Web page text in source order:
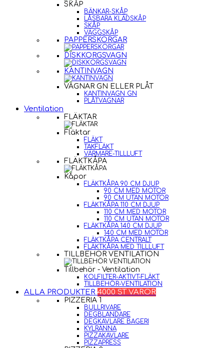
SKÅP
BÄNKAR-SKÅP
LÅSBARA KLÄDSKÅP
SKÅP
VÄGGSKÅP
PAPPERSKORGAR
DISKKORGSVAGN
KANTINVAGN
VAGNAR GN ELLER PLÅT
KANTINVAGN GN
PLÅTVAGNAR
Ventilation
FLÄKTAR
Fläktar
FLÄKT
TAKFLÄKT
VÄRMARE-TILLLUFT
FLÄKTKÅPA
Kåpor
FLÄKTKÅPA 90 CM DJUP
90 CM MED MOTOR
90 CM UTAN MOTOR
FLÄKTKÅPA 110 CM DJUP
110 CM MED MOTOR
110 CM UTAN MOTOR
FLÄKTKÅPA 140 CM DJUP
140 CM MED MOTOR
FLÄKTKÅPA CENTRALT
FLÄKTKÅPA MED TILLLUFT
TILLBEHÖR VENTILATION
Tillbehör - Ventilation
KOLFILTER-AKTIVT-FLÄKT
TILLBEHÖR-VENTILATION
ALLA PRODUKTER 4000 ST VAROR
PIZZERIA 1
BULLRIVARE
DEGBLANDARE
DEGKAVLARE BAGERI
KYLRÄNNA
PIZZAKAVLARE
PIZZAPRESS